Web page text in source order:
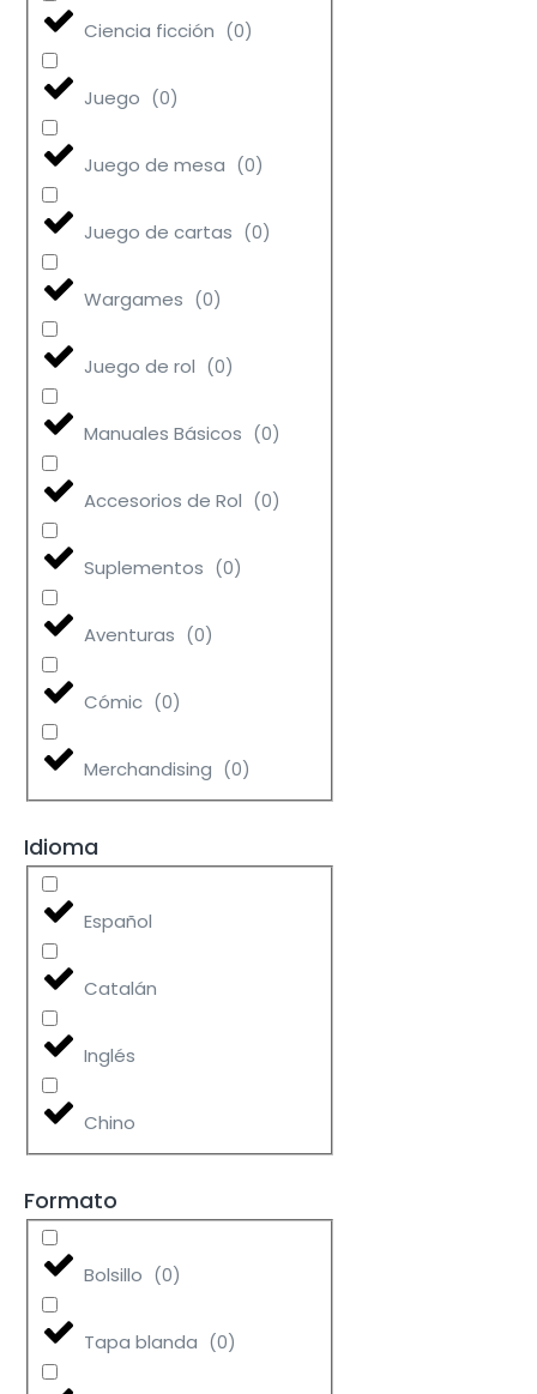
Ciencia ficción (0)
Juego (0)
Juego de mesa (0)
Juego de cartas (0)
Wargames (0)
Juego de rol (0)
Manuales Básicos (0)
Accesorios de Rol (0)
Suplementos (0)
Aventuras (0)
Cómic (0)
Merchandising (0)
Idioma
Español
Catalán
Inglés
Chino
Formato
Bolsillo (0)
Tapa blanda (0)